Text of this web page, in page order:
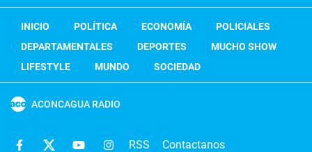
INICIO POLÍTICA ECONOMÍA
POLICIALES
DEPARTAMENTALES
DEPORTES
MUCHO SHOW
LIFESTYLE
MUNDO SOCIEDAD
ACONCAGUA RADIO
RSS Contactanos